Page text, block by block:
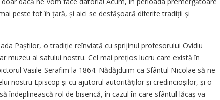
peste tot în țară, și aici se desfășoară diferite tradiții și
Paștilor, o tradiție reînviată cu sprijinul profesorului Ovidiu
muzeu al satului nostru. Cel mai prețios lucru care există în
Vasile Serafim la 1864. Nădăjduim ca Sfântul Nicolae să ne
nostru Episcop și cu ajutorul autorităților și credincioșilor, și o
îndeplinească rol de biserică, în cazul în care sfântul lăcaș va